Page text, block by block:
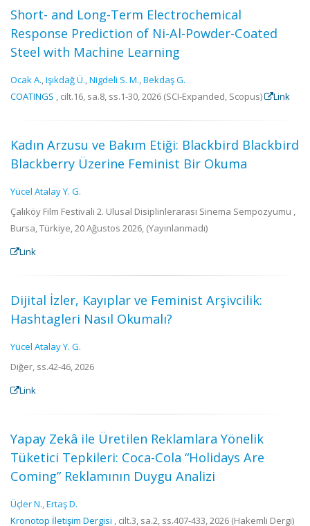
Short- and Long-Term Electrochemical
Response Prediction of Ni-Al-Powder-Coated
Steel with Machine Learning
Ocak A.,Işıkdağ Ü.,Nigdeli S. M.,Bekdaş G.
COATINGS , cilt.16, sa.8, ss.1-30, 2026 (SCI-Expanded, Scopus) Link
Kadın Arzusu ve Bakım Etiği: Blackbird Blackbird
Blackberry Üzerine Feminist Bir Okuma
Yücel Atalay Y. G.
Çalıköy Film Festivali 2. Ulusal Disiplinlerarası Sinema Sempozyumu ,
Bursa, Türkiye, 20 Ağustos 2026, (Yayınlanmadı)
Link
Dijital İzler, Kayıplar ve Feminist Arşivcilik:
Hashtagleri Nasıl Okumalı?
Yücel Atalay Y. G.
Diğer, ss.42-46, 2026
Link
Yapay Zekâ ile Üretilen Reklamlara Yönelik
Tüketici Tepkileri: Coca-Cola “Holidays Are
Coming” Reklamının Duygu Analizi
Üçler N.,Ertaş D.
Kronotop İletişim Dergisi , cilt.3, sa.2, ss.407-433, 2026 (Hakemli Dergi)